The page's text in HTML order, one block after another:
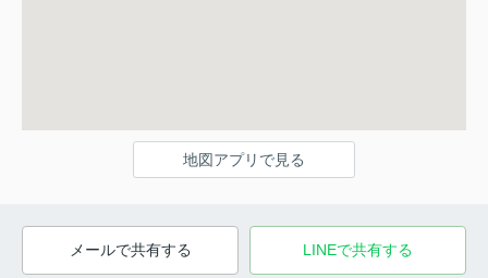
地図アプリで見る
メールで共有する LINEで共有する